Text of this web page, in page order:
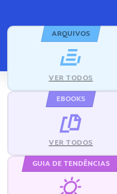
ARQUIVOS
VER TODOS
EBOOKS
VER TODOS
GUIA DE TENDÊNCIAS